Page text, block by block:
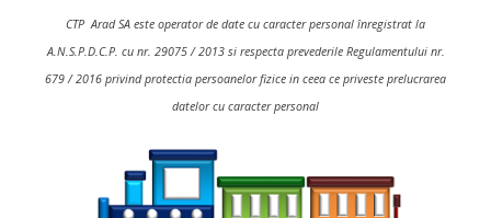
CTP Arad SA este operator de date cu caracter personal înregistrat la
A.N.S.P.D.C.P. cu nr. 29075 / 2013 si respecta prevederile Regulamentului nr.
679 / 2016 privind protectia persoanelor fizice in ceea ce priveste prelucrarea
datelor cu caracter personal